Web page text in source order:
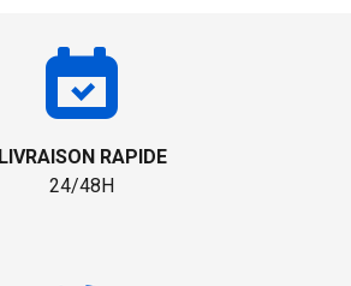
LIVRAISON RAPIDE
24/48H